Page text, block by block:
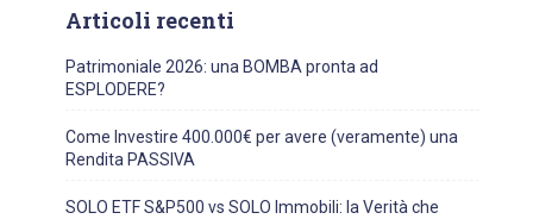
Articoli recenti
Patrimoniale 2026: una BOMBA pronta ad
ESPLODERE?
Come Investire 400.000€ per avere (veramente) una
Rendita PASSIVA
SOLO ETF S&P500 vs SOLO Immobili: la Verità che